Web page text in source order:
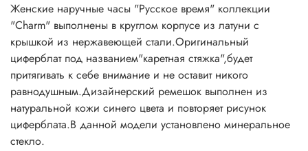
Женские наручные часы "Русское время" коллекции
"Charm" выполнены в круглом корпусе из латуни с
крышкой из нержавеющей стали.Оригинальный
циферблат под названием"каретная стяжка",будет
притягивать к себе внимание и не оставит никого
равнодушным.Дизайнерский ремешок выполнен из
натуральной кожи синего цвета и повторяет рисунок
циферблата.В данной модели установлено минеральное
стекло.